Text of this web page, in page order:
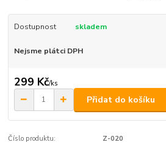
Dostupnost skladem
Nejsme plátci DPH
299 Kč/ks
Přidat do košíku
Číslo produktu: Z-020